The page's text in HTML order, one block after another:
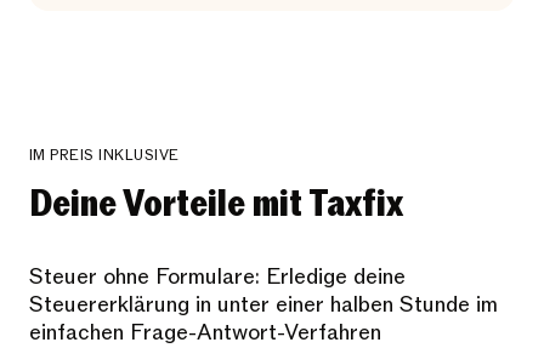
IM PREIS INKLUSIVE
Deine Vorteile mit Taxfix
Steuer ohne Formulare: Erledige deine
Steuererklärung in unter einer halben Stunde im
einfachen Frage-Antwort-Verfahren